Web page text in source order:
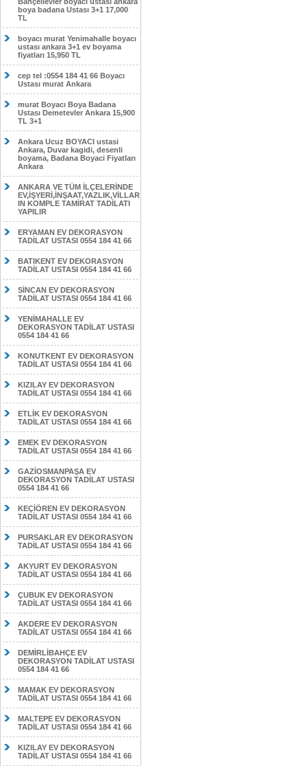
boya badana Ustası 3+1 17,000
TL
boyacı murat Yenimahalle boyacı
ustası ankara 3+1 ev boyama
fiyatları 15,950 TL
cep tel :0554 184 41 66 Boyacı
Ustası murat Ankara
murat Boyacı Boya Badana
Ustası Demetevler Ankara 15,900
TL 3+1
Ankara Ucuz BOYACI ustasi
Ankara, Duvar kagidi, desenli
boyama, Badana Boyaci Fiyatları
Ankara
ANKARA VE TÜM İLÇELERİNDE
EV,İŞYERİ,İNŞAAT,YAZLIK,VİLLAR
IN KOMPLE TAMİRAT TADİLATI
YAPILIR
ERYAMAN EV DEKORASYON
TADİLAT USTASI 0554 184 41 66
BATIKENT EV DEKORASYON
TADİLAT USTASI 0554 184 41 66
SİNCAN EV DEKORASYON
TADİLAT USTASI 0554 184 41 66
YENİMAHALLE EV
DEKORASYON TADİLAT USTASI
0554 184 41 66
KONUTKENT EV DEKORASYON
TADİLAT USTASI 0554 184 41 66
KIZILAY EV DEKORASYON
TADİLAT USTASI 0554 184 41 66
ETLİK EV DEKORASYON
TADİLAT USTASI 0554 184 41 66
EMEK EV DEKORASYON
TADİLAT USTASI 0554 184 41 66
GAZİOSMANPAŞA EV
DEKORASYON TADİLAT USTASI
0554 184 41 66
KEÇİÖREN EV DEKORASYON
TADİLAT USTASI 0554 184 41 66
PURSAKLAR EV DEKORASYON
TADİLAT USTASI 0554 184 41 66
AKYURT EV DEKORASYON
TADİLAT USTASI 0554 184 41 66
ÇUBUK EV DEKORASYON
TADİLAT USTASI 0554 184 41 66
AKDERE EV DEKORASYON
TADİLAT USTASI 0554 184 41 66
DEMİRLİBAHÇE EV
DEKORASYON TADİLAT USTASI
0554 184 41 66
MAMAK EV DEKORASYON
TADİLAT USTASI 0554 184 41 66
MALTEPE EV DEKORASYON
TADİLAT USTASI 0554 184 41 66
KIZILAY EV DEKORASYON
TADİLAT USTASI 0554 184 41 66